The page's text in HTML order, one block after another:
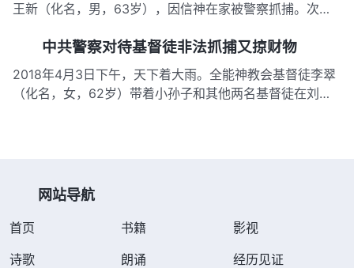
王新（化名，男，63岁），因信神在家被警察抓捕。次日
视频和你爸好好沟通沟通！” 据了解，这已是王新第二次因
信神被中共警察抓捕了。2012年12月8日，王新因传福音被
当地警…
中共警察对待基督徒非法抓捕又掠财物
2018年4月3日下午，天下着大雨。全能神教会基督徒李翠
（化名，女，62岁）带着小孙子和其他两名基督徒在刘丽
网站导航
首页 书籍
影视
诗歌
朗诵
经历见证